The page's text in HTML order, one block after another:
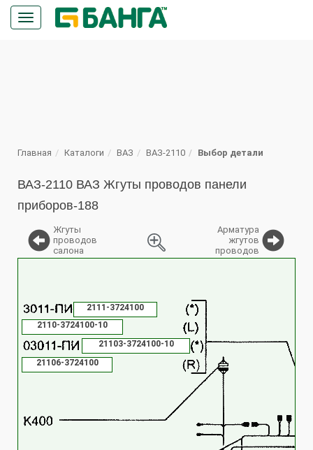
Кнопка
меню
Главная Каталоги ВАЗ ВАЗ-2110 Выбор детали
ВАЗ-2110 ВАЗ Жгуты проводов панели
приборов-188
Жгуты
проводов
салона
Арматура
жгутов
проводов
2110-3724100-10
21103-3724100-10
21106-3724100
2111-3724100